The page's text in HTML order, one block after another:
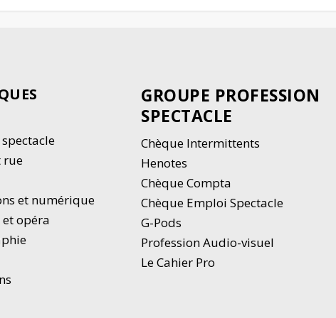
rue
et numérique
opéra
GROUPE PROFESSION
SPECTACLE
Chèque Intermittents
Henotes
Chèque Compta
Chèque Emploi Spectacle
G-Pods
Profession Audio-visuel
Le Cahier Pro